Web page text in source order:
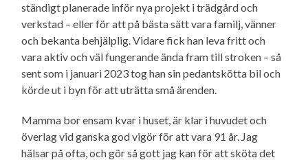
ständigt planerade inför nya projekt i trädgård och
verkstad – eller för att på bästa sätt vara familj, vänner
och bekanta behjälplig. Vidare fick han leva fritt och
vara aktiv och väl fungerande ända fram till stroken – så
sent som i januari 2023 tog han sin pedantskötta bil och
körde ut i byn för att uträtta små ärenden.
Mamma bor ensam kvar i huset, är klar i huvudet och
överlag vid ganska god vigör för att vara 91 år. Jag
hälsar på ofta, och gör så gott jag kan för att sköta det